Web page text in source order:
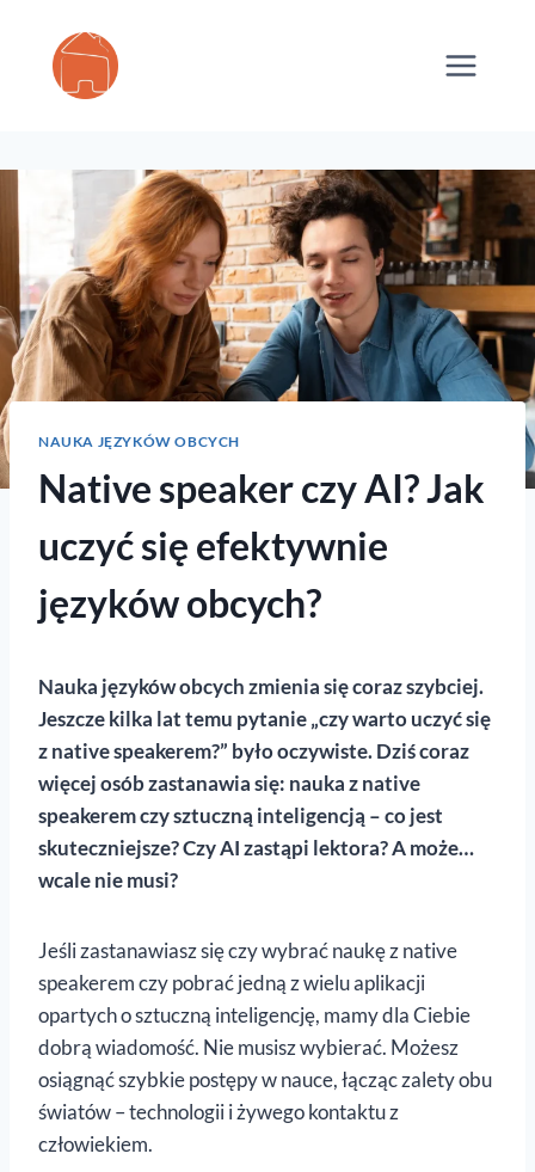
NAUKA JĘZYKÓW OBCYCH
Native speaker czy AI? Jak
uczyć się efektywnie
języków obcych?
Nauka języków obcych zmienia się coraz szybciej.
Jeszcze kilka lat temu pytanie „czy warto uczyć się
z native speakerem?” było oczywiste. Dziś coraz
więcej osób zastanawia się: nauka z native
speakerem czy sztuczną inteligencją – co jest
skuteczniejsze? Czy AI zastąpi lektora? A może…
wcale nie musi?
Jeśli zastanawiasz się czy wybrać naukę z native
speakerem czy pobrać jedną z wielu aplikacji
opartych o sztuczną inteligencję, mamy dla Ciebie
dobrą wiadomość. Nie musisz wybierać. Możesz
osiągnąć szybkie postępy w nauce, łącząc zalety obu
światów – technologii i żywego kontaktu z
człowiekiem.